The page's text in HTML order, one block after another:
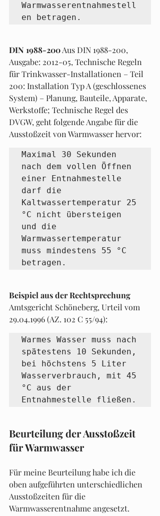
Warmwasserentnahmestell
en betragen.
DIN 1988-200 Aus DIN 1988-200,
Ausgabe: 2012-05, Technische Regeln
für Trinkwasser-Installationen – Teil
200: Installation Typ A (geschlossenes
System) – Planung, Bauteile, Apparate,
Werkstoffe; Technische Regel des
DVGW, geht folgende Angabe für die
Ausstoßzeit von Warmwasser hervor:
Maximal 30 Sekunden
nach dem vollen Öffnen
einer Entnahmestelle
darf die
Kaltwassertemperatur 25
°C nicht übersteigen
und die
Warmwassertemperatur
muss mindestens 55 °C
betragen.
Beispiel aus der Rechtsprechung
Amtsgericht Schöneberg, Urteil vom
29.04.1996 (AZ. 102 C 55/94):
Warmes Wasser muss nach
spätestens 10 Sekunden,
bei höchstens 5 Liter
Wasserverbrauch, mit 45
°C aus der
Entnahmestelle fließen.
Beurteilung der Ausstoßzeit
für Warmwasser
Für meine Beurteilung habe ich die
oben aufgeführten unterschiedlichen
Ausstoßzeiten für die
Warmwasserentnahme angesetzt.